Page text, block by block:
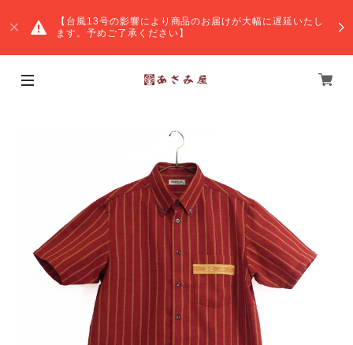
【台風13号の影響により商品のお届けが大幅に遅延いたし
ます。予めご了承ください】